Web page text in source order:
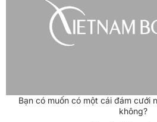
Bạn có muốn có một cái đám cưới
không?